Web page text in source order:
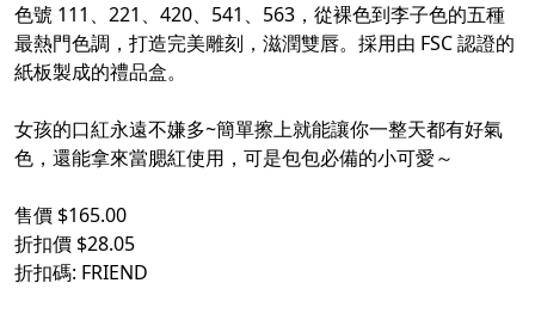
色號 111、221、420、541、563，從裸色到李子色的五種
最熱門色調，打造完美雕刻，滋潤雙唇。採用由 FSC 認證的
紙板製成的禮品盒。
女孩的口紅永遠不嫌多~簡單擦上就能讓你一整天都有好氣
色，還能拿來當腮紅使用，可是包包必備的小可愛～
售價 $165.00
折扣價 $28.05
折扣碼: FRIEND